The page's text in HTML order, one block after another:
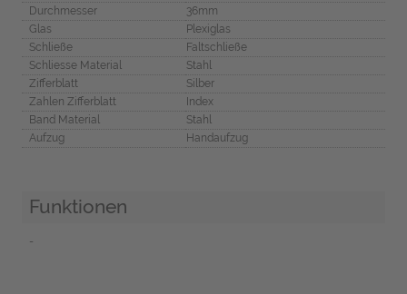
Durchmesser
36mm
Glas
Plexiglas
Schließe
Faltschließe
Schliesse Material
Stahl
Zifferblatt
Silber
Zahlen Zifferblatt
Index
Band Material
Stahl
Aufzug
Handaufzug
Funktionen
-